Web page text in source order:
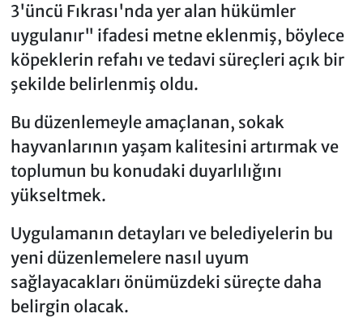
3'üncü Fıkrası'nda yer alan hükümler
uygulanır" ifadesi metne eklenmiş, böylece
köpeklerin refahı ve tedavi süreçleri açık bir
şekilde belirlenmiş oldu.
Bu düzenlemeyle amaçlanan, sokak
hayvanlarının yaşam kalitesini artırmak ve
toplumun bu konudaki duyarlılığını
yükseltmek.
Uygulamanın detayları ve belediyelerin bu
yeni düzenlemelere nasıl uyum
sağlayacakları önümüzdeki süreçte daha
belirgin olacak.